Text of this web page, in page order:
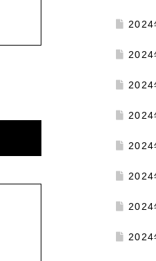
2024
2024
2024
2024
2024
2024
2024
2024